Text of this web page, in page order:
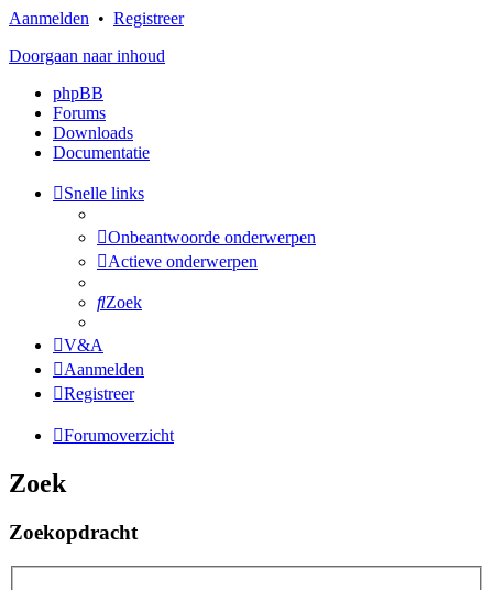
Aanmelden • Registreer
Doorgaan naar inhoud
phpBB
Forums
Downloads
Documentatie
Snelle links
Onbeantwoorde onderwerpen
Actieve onderwerpen
Zoek
V&A
Aanmelden
Registreer
Forumoverzicht
Zoek
Zoekopdracht